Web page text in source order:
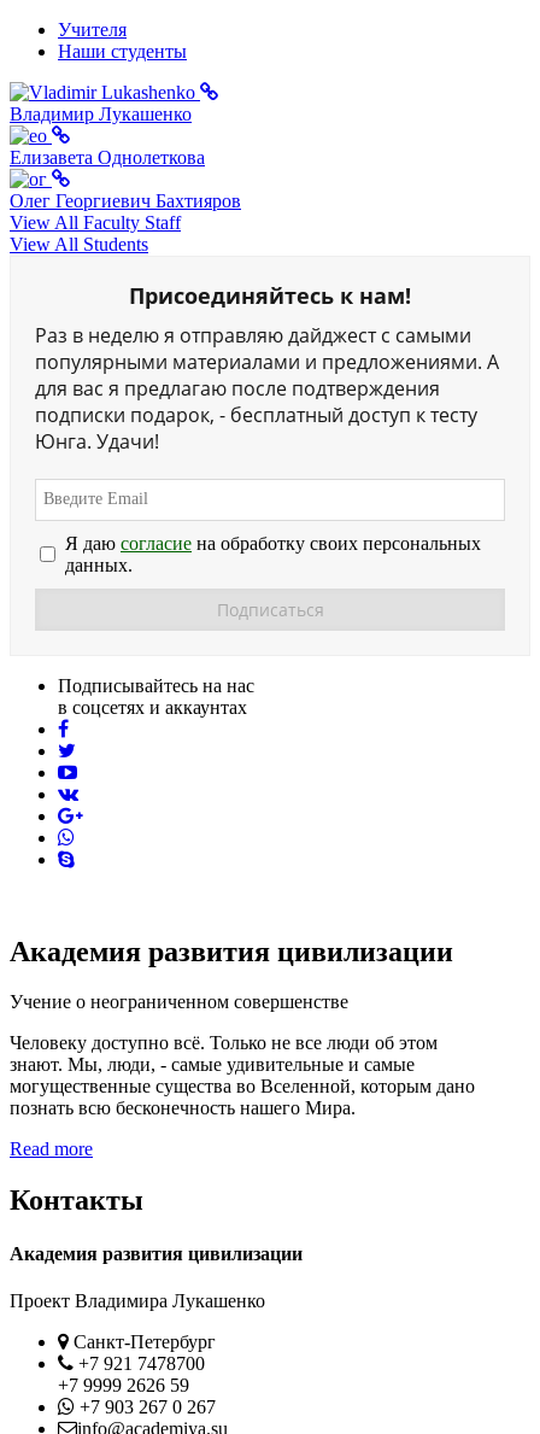
Учителя
Наши студенты
Владимир Лукашенко
Елизавета Однолеткова
Олег Георгиевич Бахтияров
View All Faculty Staff
View All Students
Присоединяйтесь к нам!
Раз в неделю я отправляю дайджест с самыми
популярными материалами и предложениями. А
для вас я предлагаю после подтверждения
подписки подарок, - бесплатный доступ к тесту
Юнга. Удачи!
Я даю согласие на обработку своих персональных
данных.
Подписывайтесь на нас
в соцсетях и аккаунтах
facebook
youtube
vk
skype
Академия развития цивилизации
Учение о неограниченном совершенстве
Человеку доступно всё. Только не все люди об этом
знают. Мы, люди, - самые удивительные и самые
могущественные существа во Вселенной, которым дано
познать всю бесконечность нашего Мира.
Read more
Контакты
Академия развития цивилизации
Проект Владимира Лукашенко
Location
Санкт-Петербург
Phone
+7 921 7478700
+7 9999 2626 59
Whatsapp
+7 903 267 0 267
Contact
info@academiya.su